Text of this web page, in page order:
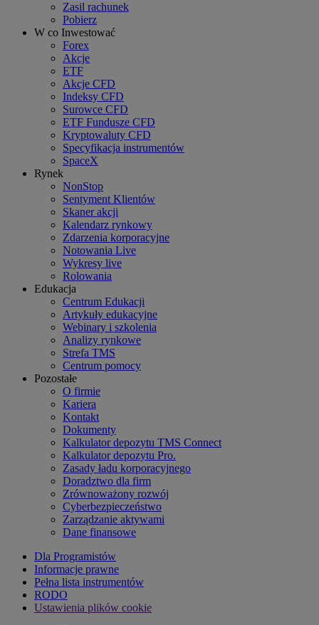
Zasil rachunek
Pobierz
W co Inwestować
Forex
Akcje
ETF
Akcje CFD
Indeksy CFD
Surowce CFD
ETF Fundusze CFD
Kryptowaluty CFD
Specyfikacja instrumentów
SpaceX
Rynek
NonStop
Sentyment Klientów
Skaner akcji
Kalendarz rynkowy
Zdarzenia korporacyjne
Notowania Live
Wykresy live
Rolowania
Edukacja
Centrum Edukacji
Artykuły edukacyjne
Webinary i szkolenia
Analizy rynkowe
Strefa TMS
Centrum pomocy
Pozostałe
O firmie
Kariera
Kontakt
Dokumenty
Kalkulator depozytu TMS Connect
Kalkulator depozytu Pro.
Zasady ładu korporacyjnego
Doradztwo dla firm
Zrównoważony rozwój
Cyberbezpieczeństwo
Zarządzanie aktywami
Dane finansowe
Dla Programistów
Informacje prawne
Pełna lista instrumentów
RODO
Ustawienia plików cookie